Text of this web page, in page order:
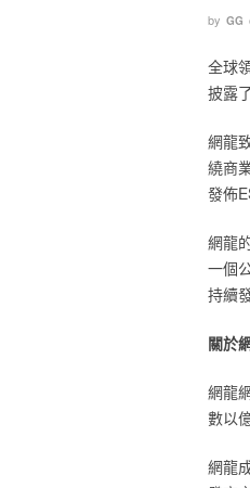
by GG
全球
披露
網龍
繞商
發佈
網龍
一個
持續
關於
網龍
數以
網龍